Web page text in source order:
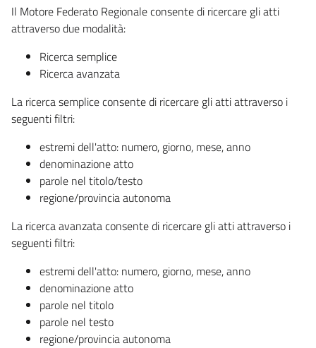
Il Motore Federato Regionale consente di ricercare gli atti
attraverso due modalità:
Ricerca semplice
Ricerca avanzata
La ricerca semplice consente di ricercare gli atti attraverso i
seguenti filtri:
estremi dell'atto: numero, giorno, mese, anno
denominazione atto
parole nel titolo/testo
regione/provincia autonoma
La ricerca avanzata consente di ricercare gli atti attraverso i
seguenti filtri:
estremi dell'atto: numero, giorno, mese, anno
denominazione atto
parole nel titolo
parole nel testo
regione/provincia autonoma